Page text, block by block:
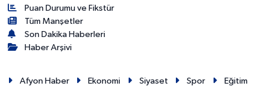
Puan Durumu ve Fikstür
Tüm Manşetler
Son Dakika Haberleri
Haber Arşivi
Afyon Haber Ekonomi Siyaset Spor
Eğitim